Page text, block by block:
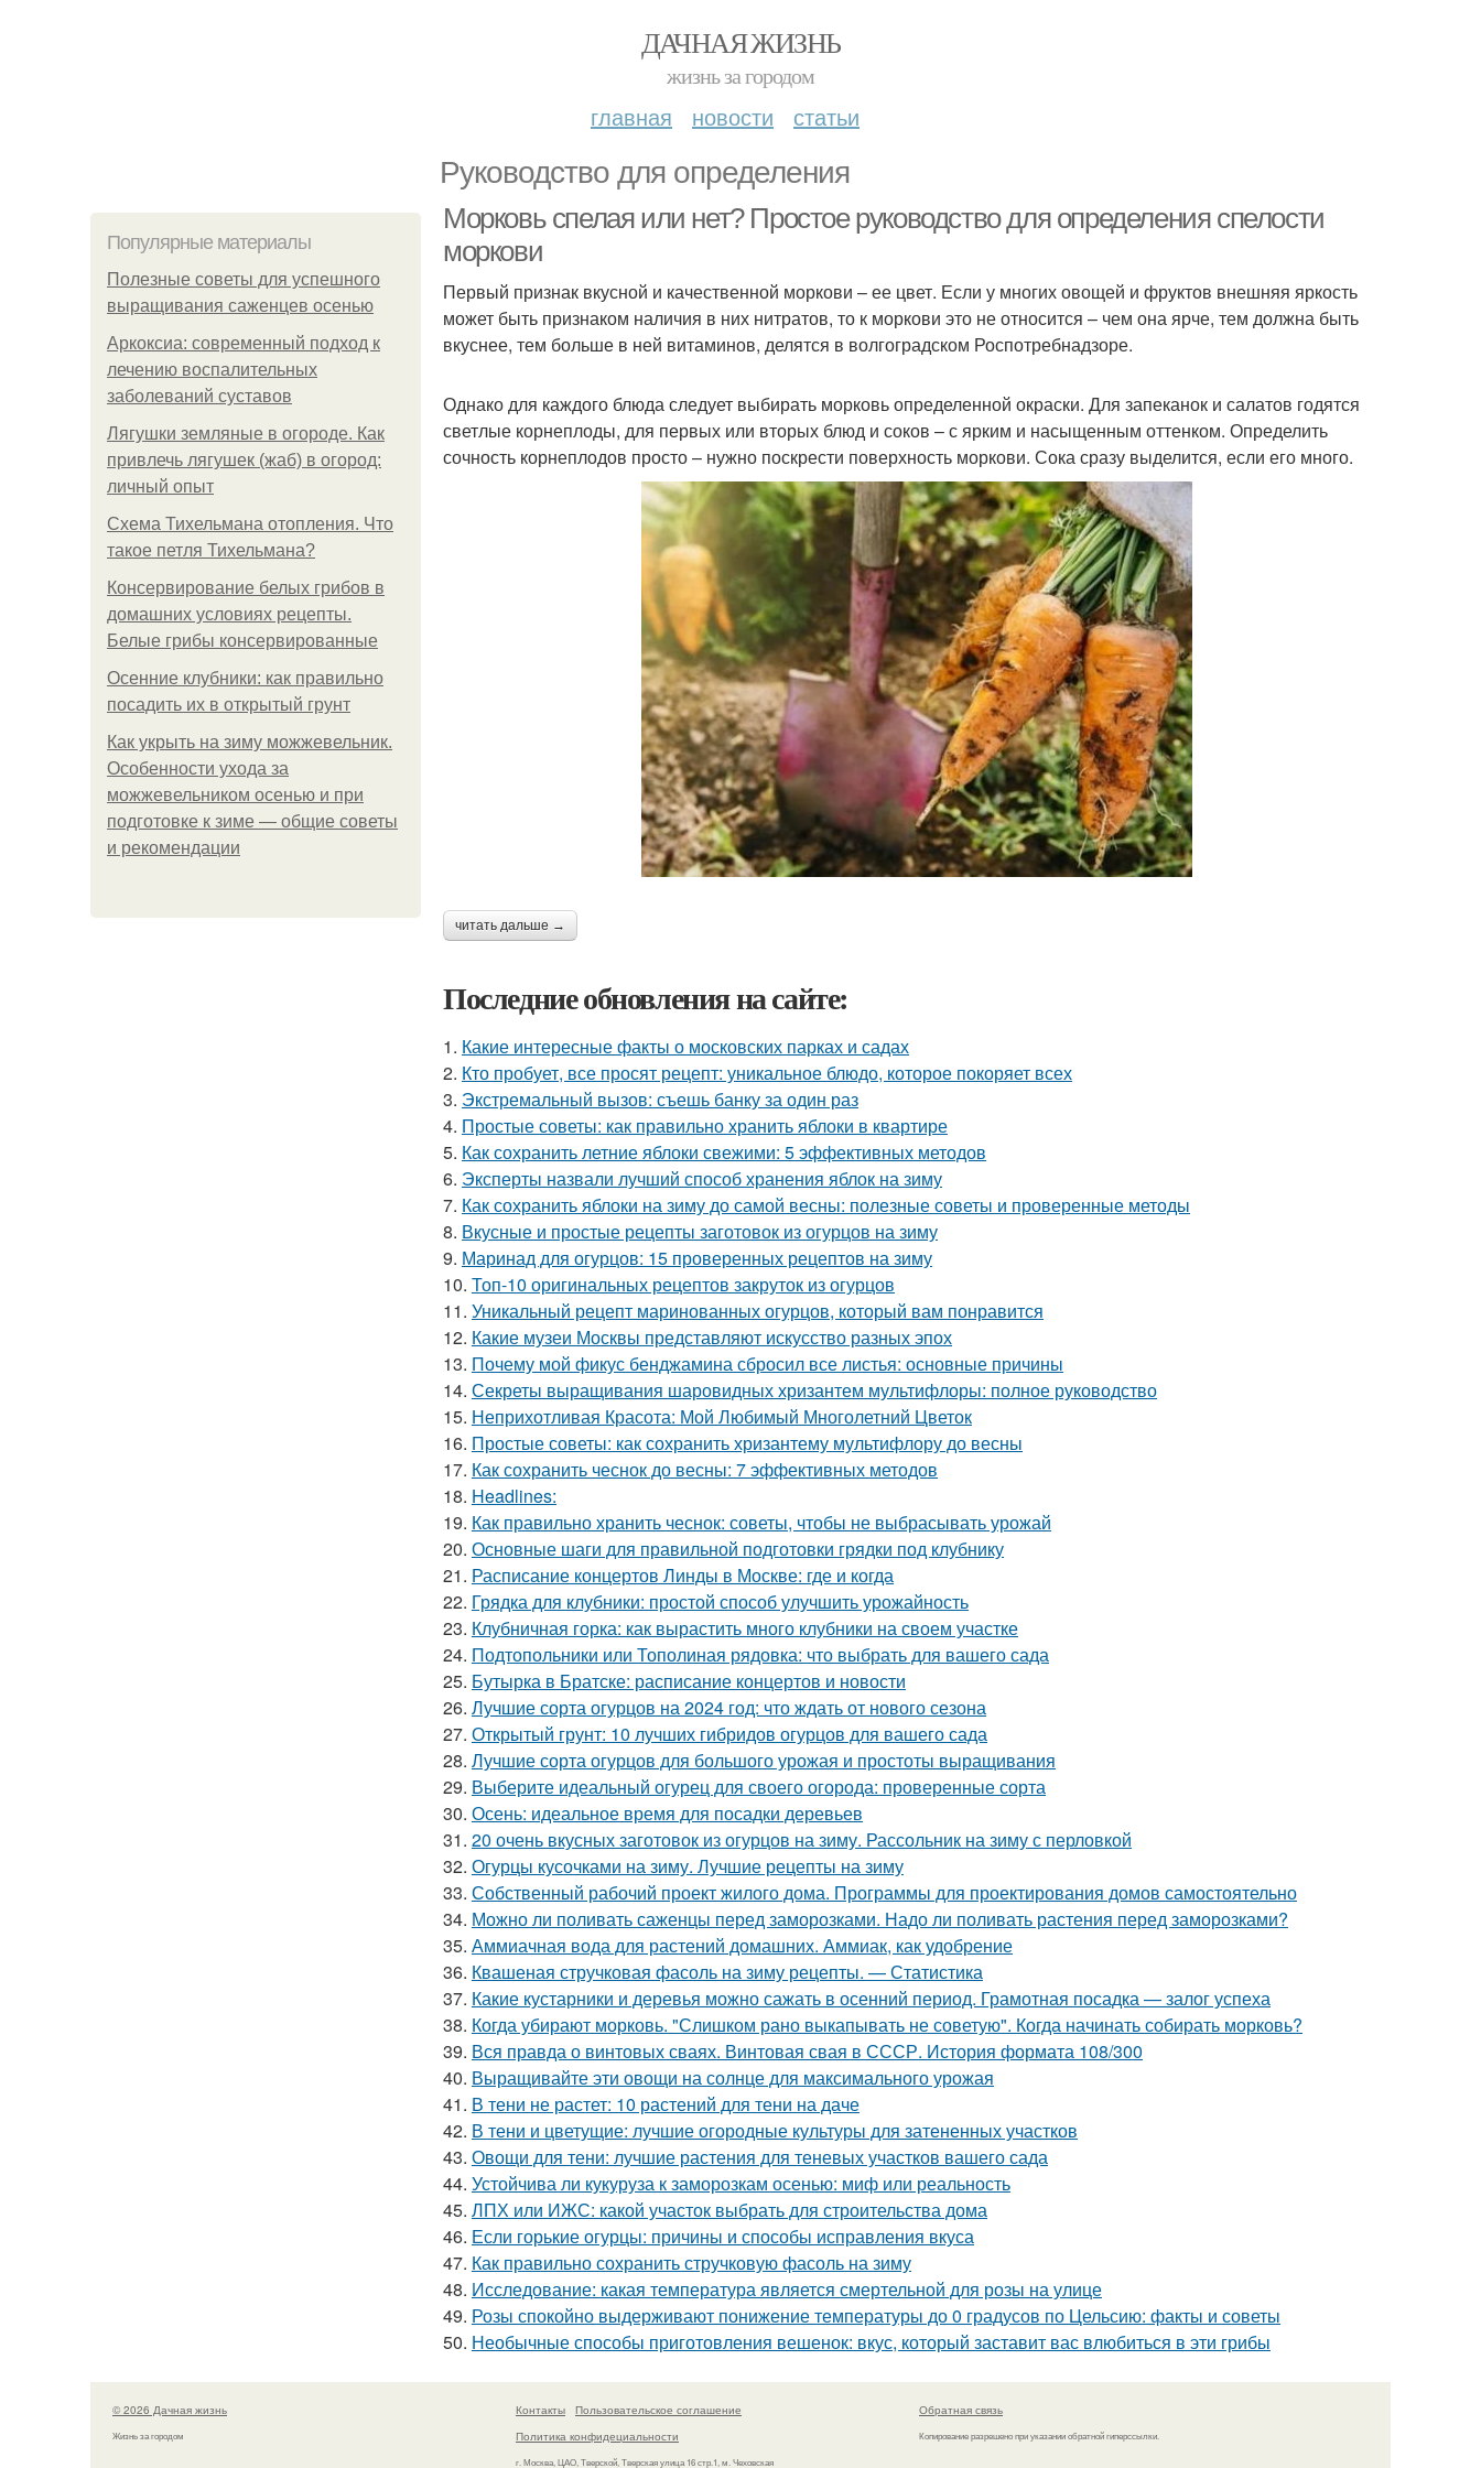
ДАЧНАЯ ЖИЗНЬ
жизнь за городом
главная новости статьи
Руководство для определения
Популярные материалы
Полезные советы для успешного
выращивания саженцев осенью
Аркоксиа: современный подход к
лечению воспалительных
заболеваний суставов
Лягушки земляные в огороде. Как
привлечь лягушек (жаб) в огород:
личный опыт
Схема Тихельмана отопления. Что
такое петля Тихельмана?
Консервирование белых грибов в
домашних условиях рецепты.
Белые грибы консервированные
Осенние клубники: как правильно
посадить их в открытый грунт
Как укрыть на зиму можжевельник.
Особенности ухода за
можжевельником осенью и при
подготовке к зиме — общие советы
и рекомендации
Морковь спелая или нет? Простое руководство для определения спелости
моркови
Первый признак вкусной и качественной моркови – ее цвет. Если у многих овощей и фруктов внешняя яркость
может быть признаком наличия в них нитратов, то к моркови это не относится – чем она ярче, тем должна быть
вкуснее, тем больше в ней витаминов, делятся в волгоградском Роспотребнадзоре.
Однако для каждого блюда следует выбирать морковь определенной окраски. Для запеканок и салатов годятся
светлые корнеплоды, для первых или вторых блюд и соков – с ярким и насыщенным оттенком. Определить
сочность корнеплодов просто – нужно поскрести поверхность моркови. Сока сразу выделится, если его много.
читать дальше →
Последние обновления на сайте:
1. Какие интересные факты о московских парках и садах
2. Кто пробует, все просят рецепт: уникальное блюдо, которое покоряет всех
3. Экстремальный вызов: съешь банку за один раз
4. Простые советы: как правильно хранить яблоки в квартире
5. Как сохранить летние яблоки свежими: 5 эффективных методов
6. Эксперты назвали лучший способ хранения яблок на зиму
7. Как сохранить яблоки на зиму до самой весны: полезные советы и проверенные методы
8. Вкусные и простые рецепты заготовок из огурцов на зиму
9. Маринад для огурцов: 15 проверенных рецептов на зиму
10. Топ-10 оригинальных рецептов закруток из огурцов
11. Уникальный рецепт маринованных огурцов, который вам понравится
12. Какие музеи Москвы представляют искусство разных эпох
13. Почему мой фикус бенджамина сбросил все листья: основные причины
14. Секреты выращивания шаровидных хризантем мультифлоры: полное руководство
15. Неприхотливая Красота: Мой Любимый Многолетний Цветок
16. Простые советы: как сохранить хризантему мультифлору до весны
17. Как сохранить чеснок до весны: 7 эффективных методов
18. Headlines:
19. Как правильно хранить чеснок: советы, чтобы не выбрасывать урожай
20. Основные шаги для правильной подготовки грядки под клубнику
21. Расписание концертов Линды в Москве: где и когда
22. Грядка для клубники: простой способ улучшить урожайность
23. Клубничная горка: как вырастить много клубники на своем участке
24. Подтопольники или Тополиная рядовка: что выбрать для вашего сада
25. Бутырка в Братске: расписание концертов и новости
26. Лучшие сорта огурцов на 2024 год: что ждать от нового сезона
27. Открытый грунт: 10 лучших гибридов огурцов для вашего сада
28. Лучшие сорта огурцов для большого урожая и простоты выращивания
29. Выберите идеальный огурец для своего огорода: проверенные сорта
30. Осень: идеальное время для посадки деревьев
31. 20 очень вкусных заготовок из огурцов на зиму. Рассольник на зиму с перловкой
32. Огурцы кусочками на зиму. Лучшие рецепты на зиму
33. Собственный рабочий проект жилого дома. Программы для проектирования домов самостоятельно
34. Можно ли поливать саженцы перед заморозками. Надо ли поливать растения перед заморозками?
35. Аммиачная вода для растений домашних. Аммиак, как удобрение
36. Квашеная стручковая фасоль на зиму рецепты. — Статистика
37. Какие кустарники и деревья можно сажать в осенний период. Грамотная посадка — залог успеха
38. Когда убирают морковь. "Слишком рано выкапывать не советую". Когда начинать собирать морковь?
39. Вся правда о винтовых сваях. Винтовая свая в СССР. История формата 108/300
40. Выращивайте эти овощи на солнце для максимального урожая
41. В тени не растет: 10 растений для тени на даче
42. В тени и цветущие: лучшие огородные культуры для затененных участков
43. Овощи для тени: лучшие растения для теневых участков вашего сада
44. Устойчива ли кукуруза к заморозкам осенью: миф или реальность
45. ЛПХ или ИЖС: какой участок выбрать для строительства дома
46. Если горькие огурцы: причины и способы исправления вкуса
47. Как правильно сохранить стручковую фасоль на зиму
48. Исследование: какая температура является смертельной для розы на улице
49. Розы спокойно выдерживают понижение температуры до 0 градусов по Цельсию: факты и советы
50. Необычные способы приготовления вешенок: вкус, который заставит вас влюбиться в эти грибы
© 2026 Дачная жизнь
Жизнь за городом
Контакты
Пользовательское соглашение
Политика конфидециальности
г. Москва, ЦАО, Тверской, Тверская улица 16 стр.1, м. Чеховская
Обратная связь
Копирование разрешено при указании обратной гиперссылки.